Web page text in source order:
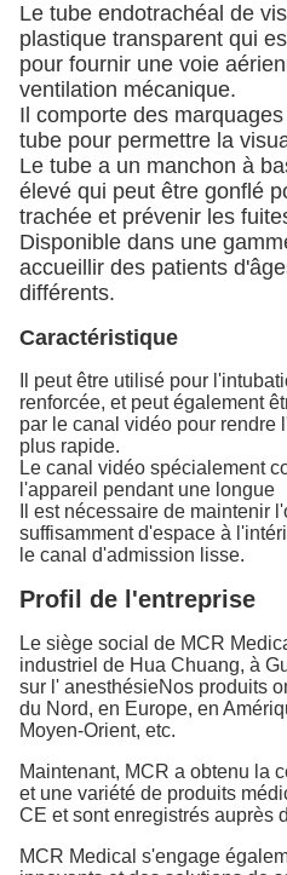
Le tube endotrachéal de
plastique transparent qui
pour fournir une voie
ventilation mécanique.
Il comporte des
tube pour permettre la
Le tube a un manchon à
élevé qui peut être gonflé
trachée et prévenir les
Disponible dans une
accueillir des patients
différents.
Caractéristique
Il peut être utilisé pour
renforcée, et peut également
par le canal vidéo pour rendre
plus rapide.
Le canal vidéo spécialement
l'appareil pendant une longue
Il est nécessaire de maintenir
suffisamment d'espace à
le canal d'admission lisse.
Profil de l'entreprise
Le siège social de MCR
industriel de Hua Chuang, à
sur l' anesthésieNos produits
du Nord, en Europe, en
Moyen-Orient, etc.
Maintenant, MCR a obtenu la
et une variété de produits
CE et sont enregistrés auprès
MCR Medical s'engage